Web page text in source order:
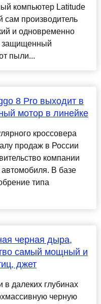
компьютер Latitude
сам производитель
и одновременно
пыли...
8 Pro выходит в
мотор в линейке
кроссовера
продаж в России
компании
В базе
типа
черная дыра,
самый мощный и
джет
далеких глубинах
черную